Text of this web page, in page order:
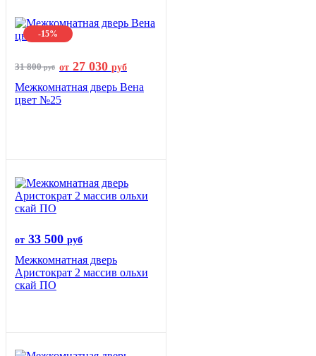
-15%
31 800руб от 27 030 руб
Межкомнатная дверь Вена
цвет №25
от 33 500 руб
Межкомнатная дверь
Аристократ 2 массив ольхи
скай ПО